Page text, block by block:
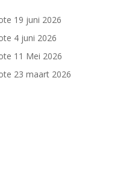
19 juni 2026
4 juni 2026
11 Mei 2026
23 maart 2026